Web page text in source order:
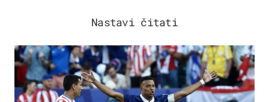
Nastavi čitati
SVJETSKO PRVENSTVO 2026